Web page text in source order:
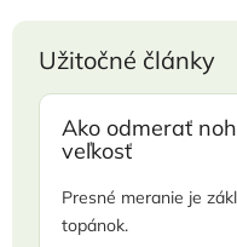
Užitočné články
Ako odmerať
veľkosť
Presné meranie je
topánok.